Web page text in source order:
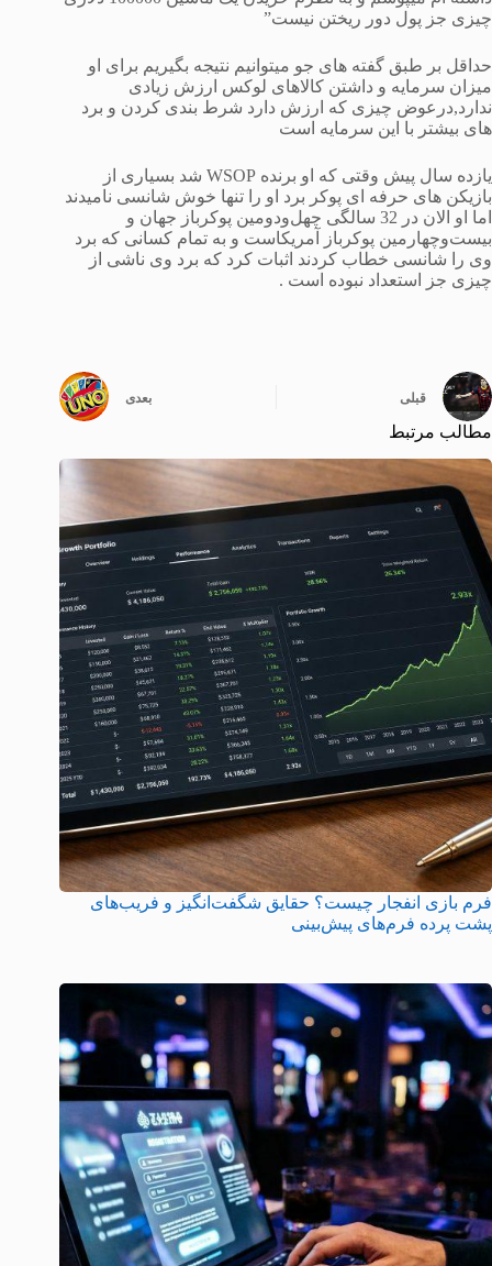
چیزی جز پول دور ریختن نیست”
حداقل بر طبق گفته های جو میتوانیم نتیجه بگیریم برای او
میزان سرمایه و داشتن کالاهای لوکس ارزش زیادی
ندارد,درعوض چیزی که ارزش دارد شرط بندی کردن و برد
های بیشتر با این سرمایه است
یازده سال پیش وقتی که او برنده WSOP شد بسیاری از
بازیکن های حرفه ای پوکر برد او را تنها خوش شانسی نامیدند
اما او الان در 32 سالگی چهل‌ودومین پوکرباز جهان و
بیست‌وچهارمین پوکرباز آمریکاست و به تمام کسانی که برد
وی را شانسی خطاب کردند اثبات کرد که برد وی ناشی از
چیزی جز استعداد نبوده است .
قبلی بعدی
مطالب مرتبط
فرم بازی انفجار چیست؟ حقایق شگفت‌انگیز و فریب‌های
پشت پرده فرم‌های پیش‌بینی